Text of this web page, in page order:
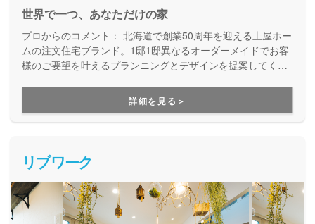
世界で一つ、あなただけの家
プロからのコメント： 北海道で創業50周年を迎える土屋ホー
ムの注文住宅ブランド。1邸1邸異なるオーダーメイドでお客
様のご要望を叶えるプランニングとデザインを提案してくれ
詳細を見る＞
リブワーク